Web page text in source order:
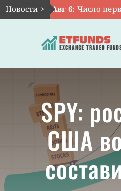
Skip
to
Новости >Авг 6:Число
ГЛАВНАЯ
ЧТО ТАКОЕ ETF
ИНВЕСТИЦИИ В ETF
ТЕМАТИЧЕСКИЕ ETF
SPY:
США